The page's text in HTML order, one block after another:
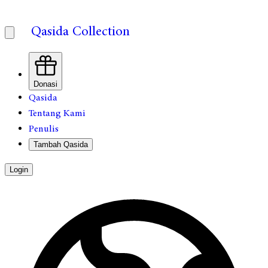
Qasida Collection
Donasi
Qasida
Tentang Kami
Penulis
Tambah Qasida
Login